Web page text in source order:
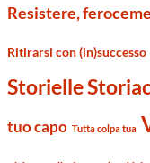
Resistere,
Ritirarsi con (in)successo
Storielle
tuo capo Tutta colpa tua